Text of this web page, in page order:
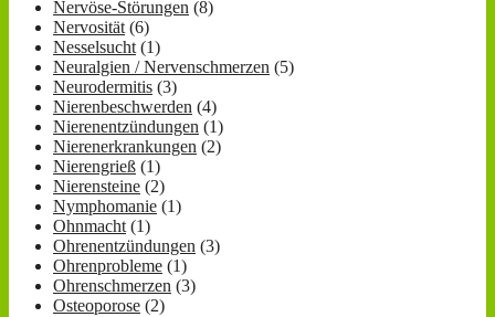
Nervöse-Störungen (8)
Nervosität(6)
Nesselsucht(1)
Neuralgien / Nervenschmerzen (5)
Neurodermitis (3)
Nierenbeschwerden (4)
Nierenentzündungen (1)
Nierenerkrankungen (2)
Nierengrieß (1)
Nierensteine (2)
Nymphomanie (1)
Ohnmacht(1)
Ohrenentzündungen (3)
Ohrenprobleme (1)
Ohrenschmerzen (3)
Osteoporose (2)